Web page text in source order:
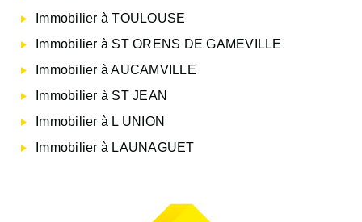
Immobilier à TOULOUSE
Immobilier à ST ORENS DE GAMEVILLE
Immobilier à AUCAMVILLE
Immobilier à ST JEAN
Immobilier à L UNION
Immobilier à LAUNAGUET